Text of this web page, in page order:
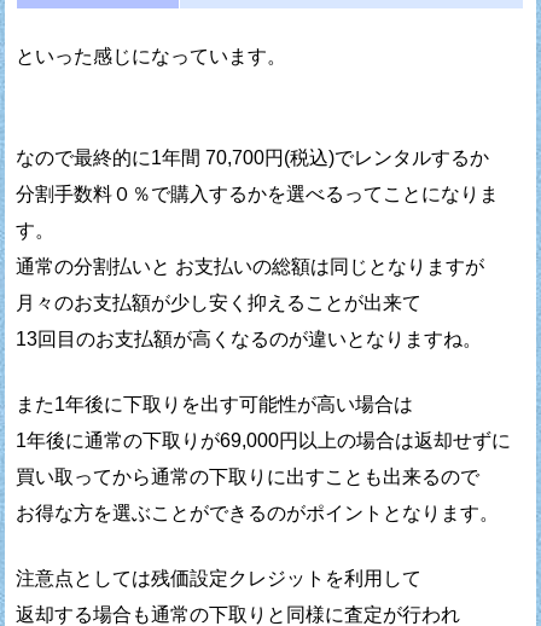
といった感じになっています。
なので最終的に1年間 70,700円(税込)でレンタルするか
分割手数料０％で購入するかを選べるってことになりま
す。
通常の分割払いと お支払いの総額は同じとなりますが
月々のお支払額が少し安く抑えることが出来て
13回目のお支払額が高くなるのが違いとなりますね。
また1年後に下取りを出す可能性が高い場合は
1年後に通常の下取りが69,000円以上の場合は返却せずに
買い取ってから通常の下取りに出すことも出来るので
お得な方を選ぶことができるのがポイントとなります。
注意点としては残価設定クレジットを利用して
返却する場合も通常の下取りと同様に査定が行われ